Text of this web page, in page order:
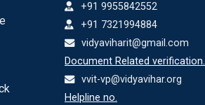
+91 9955842552
+91 7321994884
vidyaviharit@gmail.com
Document Related verification.
vvit-vp@vidyavihar.org
Helpline no.